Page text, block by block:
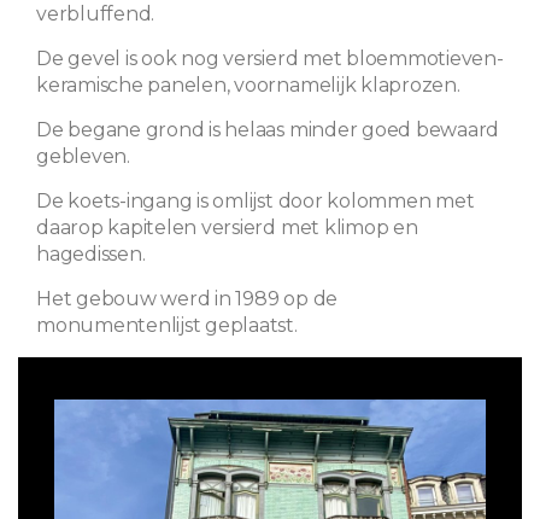
verbluffend.
De gevel is ook nog versierd met bloemmotieven-
keramische panelen, voornamelijk klaprozen.
De begane grond is helaas minder goed bewaard
gebleven.
De koets-ingang is omlijst door kolommen met
daarop kapitelen versierd met klimop en
hagedissen.
Het gebouw werd in 1989 op de
monumentenlijst geplaatst.